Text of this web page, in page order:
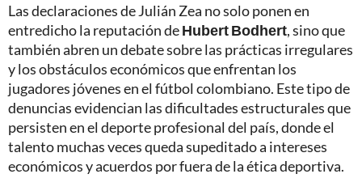
Las declaraciones de Julián Zea no solo ponen en
entredicho la reputación deHubert Bodhert, sino que
también abren un debate sobre las prácticas irregulares
y los obstáculos económicos que enfrentan los
jugadores jóvenes en el fútbol colombiano. Este tipo de
denuncias evidencian las dificultades estructurales que
persisten en el deporte profesional del país, donde el
talento muchas veces queda supeditado a intereses
económicos y acuerdos por fuera de la ética deportiva.